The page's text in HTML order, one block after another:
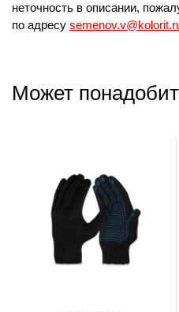
неточность в описании,
по адресу
Может